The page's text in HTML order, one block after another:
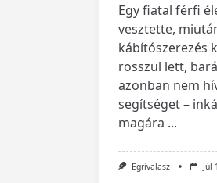
Egy fiatal férfi
vesztette,
kábítószerezés
rosszul lett,
azonban nem
segítséget –
magára ...
Egrivalasz Júl